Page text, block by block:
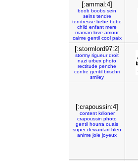
[:ammal:4]
boob boobs sein
seins tendre
tendresse bebe bebe
child enfant mere
maman love amour
calme gentil cool paix
[:stormlord97:2]
stormy rigueur droit
nazi urbex photo
rectitude penche
centre gentil brischri
smiley
[:crapoussin:4]
content kriloner
crapoussin photo
gentil hourra ouais
super deviantart bleu
anime joie joyeux